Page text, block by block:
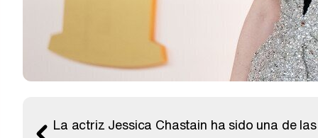
La actriz Jessica Chastain ha sido una de